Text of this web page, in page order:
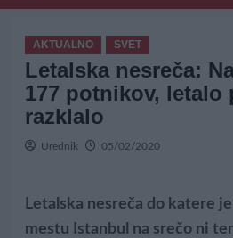
AKTUALNO SVET
Letalska nesreča:
177 potnikov, letalo
razklalo
Urednik 05/02/2020
Letalska nesreča do katere
mestu Istanbul na srečo ni